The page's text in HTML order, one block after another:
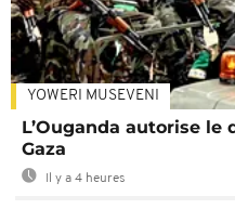
YOWERI MUSEVENI
L’Ouganda autorise
Gaza
Il y a 4 heures